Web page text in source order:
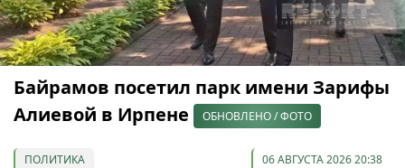
Байрамов посетил парк имени Зарифы
Алиевой в Ирпене
ОБНОВЛЕНО / ФОТО
ПОЛИТИКА 06 АВГУСТА 2026 20:38